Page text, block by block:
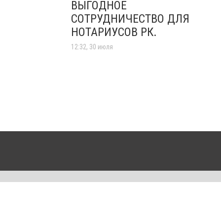
ВЫГОДНОЕ
СОТРУДНИЧЕСТВО ДЛЯ
НОТАРИУСОВ РК.
12:32, 30 июля